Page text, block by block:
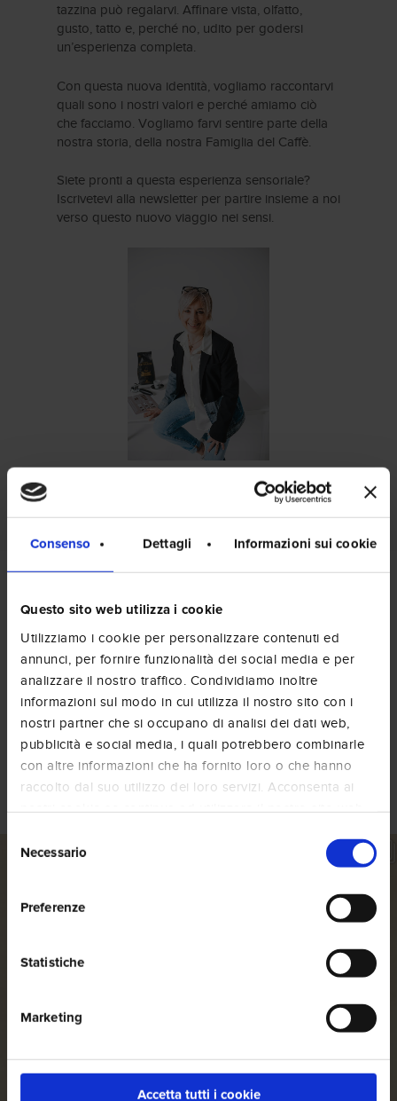
Consenso Dettagli Informazioni sui cookie
Questo sito web utilizza i cookie
Utilizziamo i cookie per personalizzare contenuti ed
annunci, per fornire funzionalità dei social media e per
analizzare il nostro traffico. Condividiamo inoltre
informazioni sul modo in cui utilizza il nostro sito con i
nostri partner che si occupano di analisi dei dati web,
pubblicità e social media, i quali potrebbero combinarle
con altre informazioni che ha fornito loro o che hanno
raccolto dal suo utilizzo dei loro servizi. Acconsenta ai
delNecessario
Preferenze
Statistiche
Marketing
Accetta tutti i cookie
tazzina può regalarvi. Affinare vista, olfatto,
gusto, tatto e, perché no, udito per godersi
un’esperienza completa.
Con questa nuova identità, vogliamo raccontarvi
quali sono i nostri valori e perché amiamo ciò
che facciamo. Vogliamo farvi sentire parte della
nostra storia, della nostra Famiglia del Caffè.
Siete pronti a questa esperienza sensoriale?
Iscrivetevi alla newsletter per partire insieme a noi
verso questo nuovo viaggio nei sensi.
Social Wall